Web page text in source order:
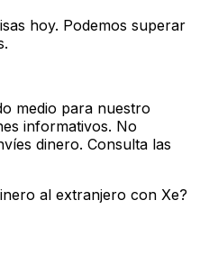
hoy. Podemos superar
medio para nuestro
informativos. No
dinero. Consulta las
al extranjero con Xe?